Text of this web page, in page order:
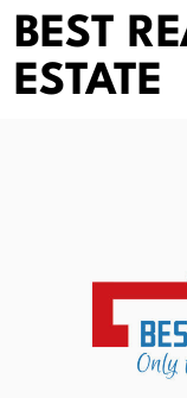
Skip
to
content
BEST
ESTATE